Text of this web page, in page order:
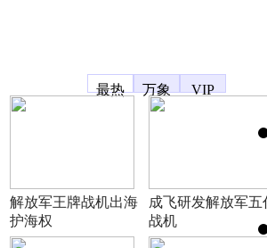
最热
万象 VIP
解放军王牌战机出海
护海权
成飞研发解放军五
战机